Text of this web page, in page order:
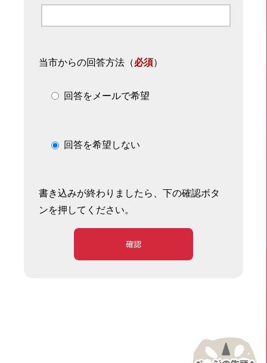
当市からの回答方法 （必須）
回答をメールで希望
回答を希望しない
書き込みが終わりましたら、下の確認ボタ
ンを押してください。
確認